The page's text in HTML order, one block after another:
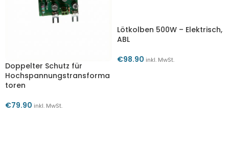
Doppelter Schutz für
Hochspannungstransforma
toren
€79.90 inkl. MwSt.
Lötkolben 500W – Elektrisch,
ABL
€98.90 inkl. MwSt.